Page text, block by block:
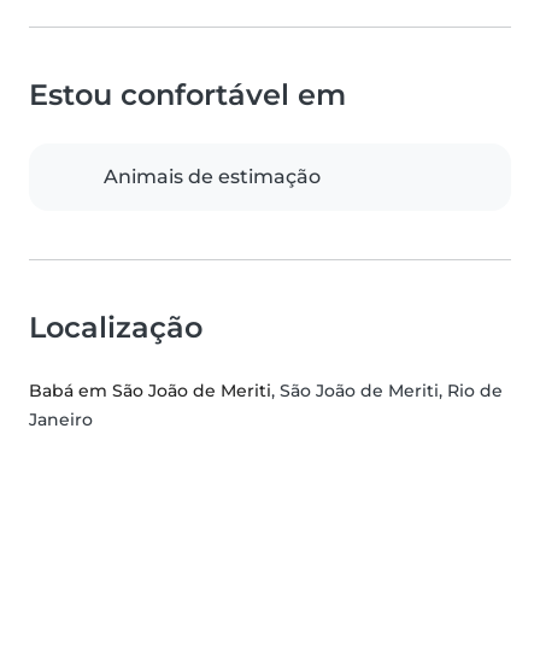
Estou confortável em
Animais de estimação
Localização
Babá em São João de Meriti, São João de Meriti, Rio de
Janeiro